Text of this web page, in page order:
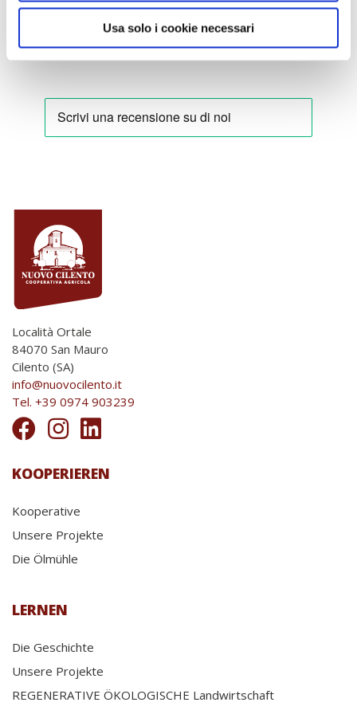
Usa solo i cookie necessari
Località Ortale
84070 San Mauro
Cilento (SA)
info@nuovocilento.it
Tel. +39 0974 903239
KOOPERIEREN
Kooperative
Unsere Projekte
Die Ölmühle
LERNEN
Die Geschichte
Unsere Projekte
REGENERATIVE ÖKOLOGISCHE Landwirtschaft